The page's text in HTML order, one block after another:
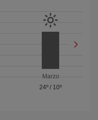
Marzo
24º / 10º